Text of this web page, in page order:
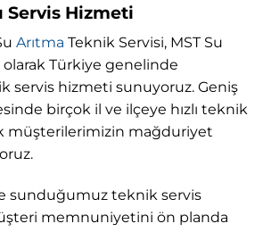
Servis Hizmeti
Arıtma Teknik Servisi, MST Su
olarak Türkiye genelinde
servis hizmeti sunuyoruz. Geniş
birçok il ve ilçeye hızlı teknik
müşterilerimizin mağduriyet
sunduğumuz teknik servis
memnuniyetini ön planda